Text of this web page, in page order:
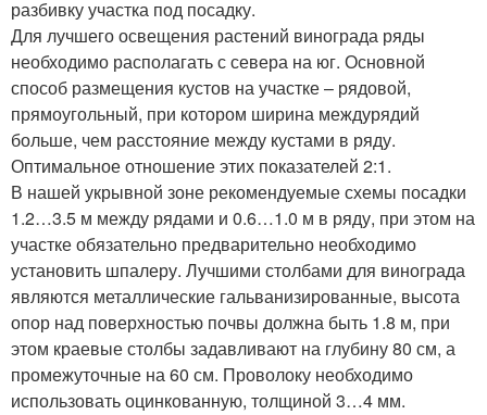
разбивку участка под посадку.
Для лучшего освещения растений винограда ряды
необходимо располагать с севера на юг. Основной
способ размещения кустов на участке – рядовой,
прямоугольный, при котором ширина междурядий
больше, чем расстояние между кустами в ряду.
Оптимальное отношение этих показателей 2:1.
В нашей укрывной зоне рекомендуемые схемы посадки
1.2…3.5 м между рядами и 0.6…1.0 м в ряду, при этом на
участке обязательно предварительно необходимо
установить шпалеру. Лучшими столбами для винограда
являются металлические гальванизированные, высота
опор над поверхностью почвы должна быть 1.8 м, при
этом краевые столбы задавливают на глубину 80 см, а
промежуточные на 60 см. Проволоку необходимо
использовать оцинкованную, толщиной 3…4 мм.